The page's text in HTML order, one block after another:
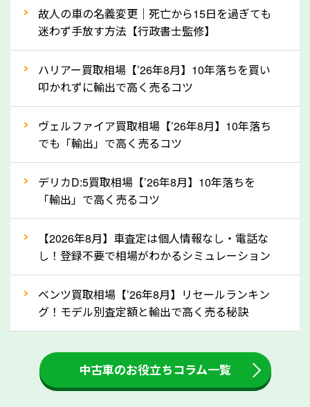
車検の満了日
内装や外装の状態
定を行い高価買取価格をつけやすくなります。
ってきます！
自動車税の還付金は、先に年払いしていた自動車税が
月割りで返還されるものです。ですから、自動車税の
還付金は早めに売却するほど多く還付されます。不要
な車は早めに廃車手続きをしたほうが良いでしょう。
③自動車税の還付金の扱いについて確認し
ましょう！
車を廃車にすると、自動車税の還付金を受け取ること
ができる場合があります。廃車買取業者の中には、還
付金をお客様に返還しない業者もあります。廃車査定
をする際には、自動車税の還付金の返還があるかどう
かを確認するようにしてください。宮城県のソコカラ
故人の車の名義変更｜死亡から15日を過ぎても
迷わず手放す方法【行政書士監修】
ハリアー買取相場【’26年8月】10年落ちを買い
叩かれずに輸出で高く売るコツ
ヴェルファイア買取相場【’26年8月】10年落ち
でも「輸出」で高く売るコツ
デリカD:5買取相場【’26年8月】10年落ちを
「輸出」で高く売るコツ
【2026年8月】車査定は個人情報なし・電話な
し！登録不要で相場がわかるシミュレーション
ベンツ買取相場【’26年8月】リセールランキン
グ！モデル別査定額と輸出で高く売る秘訣
中古車のお役立ちコラム一覧